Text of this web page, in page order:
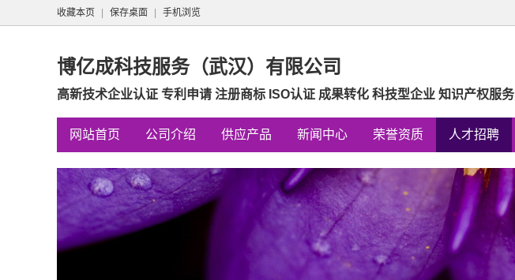
收藏本页 保存桌面 手机浏览
博亿成科技服务（武汉）有限公司
高新技术企业认证 专利申请 注册商标 ISO认证 成果转化 科技型企业 知识产权服务
网站首页 公司介绍 供应产品 新闻中心 荣誉资质 人才招聘